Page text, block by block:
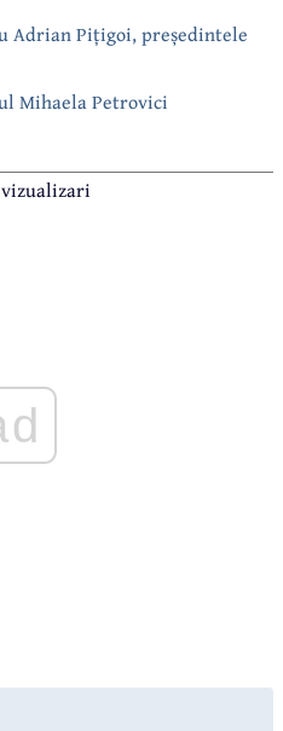
Adrian Pițigoi, președintele
Mihaela Petrovici